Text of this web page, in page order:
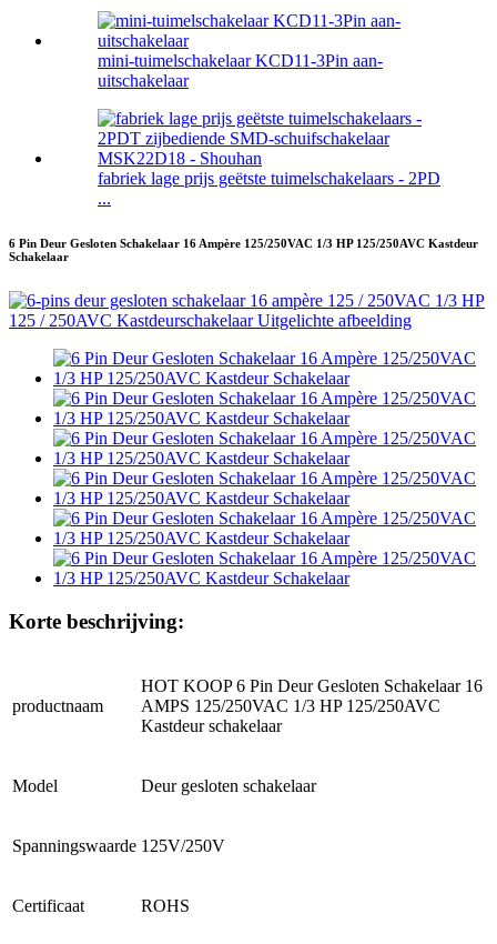
mini-tuimelschakelaar KCD11-3Pin aan-
uitschakelaar
fabriek lage prijs geëtste tuimelschakelaars - 2PD
...
6 Pin Deur Gesloten Schakelaar 16 Ampère 125/250VAC 1/3 HP 125/250AVC Kastdeur
Schakelaar
Korte beschrijving:
productnaam
HOT KOOP 6 Pin Deur Gesloten Schakelaar 16
AMPS 125/250VAC 1/3 HP 125/250AVC
Kastdeur schakelaar
Model Deur gesloten schakelaar
Spanningswaarde 125V/250V
Certificaat ROHS